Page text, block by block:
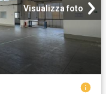
Visualizza foto